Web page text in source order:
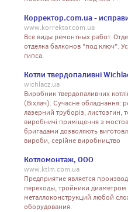
Корректор.com.ua -
www.korrektor.com.ua
Все виды ремонтных работ.
отделка балконов "под ключ".
гипса.
Котли твердопаливні
wichlacz.ua
Виробник твердопаливних
(Віхлач). Сучасне обладнання:
лазерний труборіз, листозгин,
виробничі приміщення з
бригадами дозволяють
вироби, серійне виробництво
Котломонтаж, ООО
www.ktlm.com.ua
Предприятие является
переходы, тройники
металлоконструкций любой
оборудования.